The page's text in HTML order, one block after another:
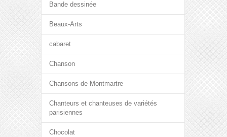
Bande dessinée
Beaux-Arts
cabaret
Chanson
Chansons de Montmartre
Chanteurs et chanteuses de variétés
parisiennes
Chocolat